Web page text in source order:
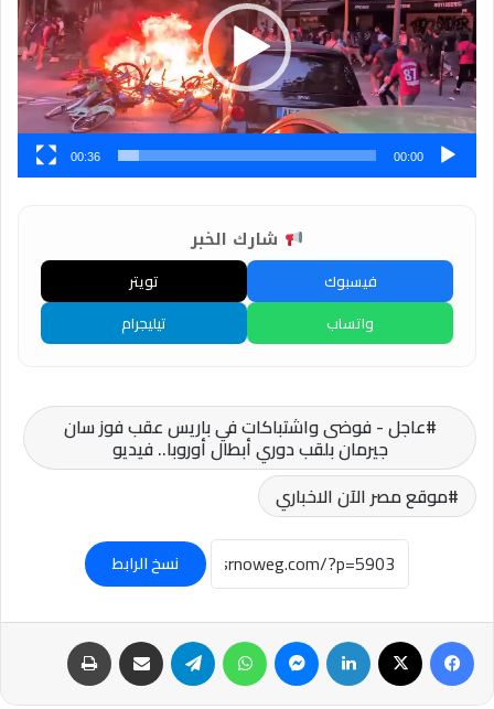
00:00
00:36
شارك الخبر
فيسبوك
تويتر
واتساب
تيليجرام
عاجل - فوضى واشتباكات في باريس عقب فوز سان
جيرمان بلقب دوري أبطال أوروبا.. فيديو
موقع مصر الآن الاخباري
نسخ الرابط
فيسبوك لينكدإن ماسنجر واتساب تيلقرام مشاركة عبر البريد